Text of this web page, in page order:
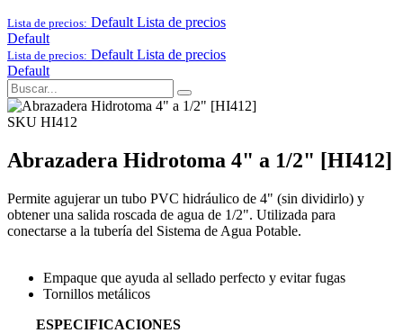
Lista de precios: Default Lista de precios
Default
Lista de precios: Default Lista de precios
Default
SKU HI412
Abrazadera Hidrotoma 4" a 1/2" [HI412]
Permite agujerar un tubo PVC hidráulico de 4" (sin dividirlo) y
obtener una salida roscada de agua de 1/2". Utilizada para
conectarse a la tubería del Sistema de Agua Potable.
Empaque que ayuda al sellado perfecto y evitar fugas
Tornillos metálicos
ESPECIFICACIONES